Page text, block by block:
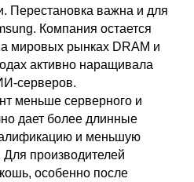
Перестановка важна и для
Компания остается
мировых рынках DRAM и
активно наращивала
серверов.
меньше серверного и
дает более длинные
и меньшую
Для производителей
особенно после